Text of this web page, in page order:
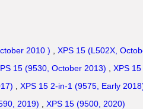
2010 ) XPS 15 (L502X,
15 (9530, October 2013) XPS
XPS 15 2-in-1 (9575, Early
2019) XPS 15 (9500, 2020)